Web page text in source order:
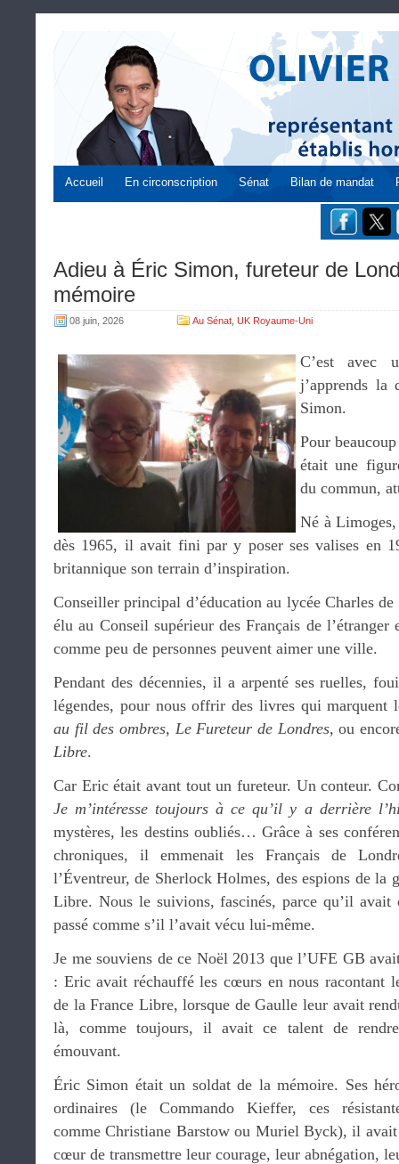
Accueil En circonscription Sénat Bilan de mandat
Adieu à Éric Simon, fureteur de
mémoire
08 juin, 2026 Au Sénat UK Royaume-Uni
C’est avec
j’apprends
Simon.
Pour
était une
du commun,
Né à
dès 1965, il avait fini par y poser ses valises en
britannique son terrain d’inspiration.
Conseiller principal d’éducation au lycée Charles
élu au Conseil supérieur des Français de
comme peu de personnes peuvent aimer une ville.
Pendant des décennies, il a arpenté ses ruelles,
légendes, pour nous offrir des livres qui marquent
au fil des ombres, Le Fureteur de Londres, ou
Libre.
Car Eric était avant tout un fureteur. Un conteur.
Je m’intéresse toujours à ce qu’il y a derrière
mystères, les destins oubliés… Grâce à ses
chroniques, il emmenait les Français de
l’Éventreur, de Sherlock Holmes, des espions de la
Libre. Nous le suivions, fascinés, parce qu’il
passé comme s’il l’avait vécu lui-même.
Je me souviens de ce Noël 2013 que l’UFE GB
: Eric avait réchauffé les cœurs en nous racontant
de la France Libre, lorsque de Gaulle leur avait
là, comme toujours, il avait ce talent de
émouvant.
Éric Simon était un soldat de la mémoire. Ses
ordinaires (le Commando Kieffer, ces
comme Christiane Barstow ou Muriel Byck), il
cœur de transmettre leur courage, leur abnégation,